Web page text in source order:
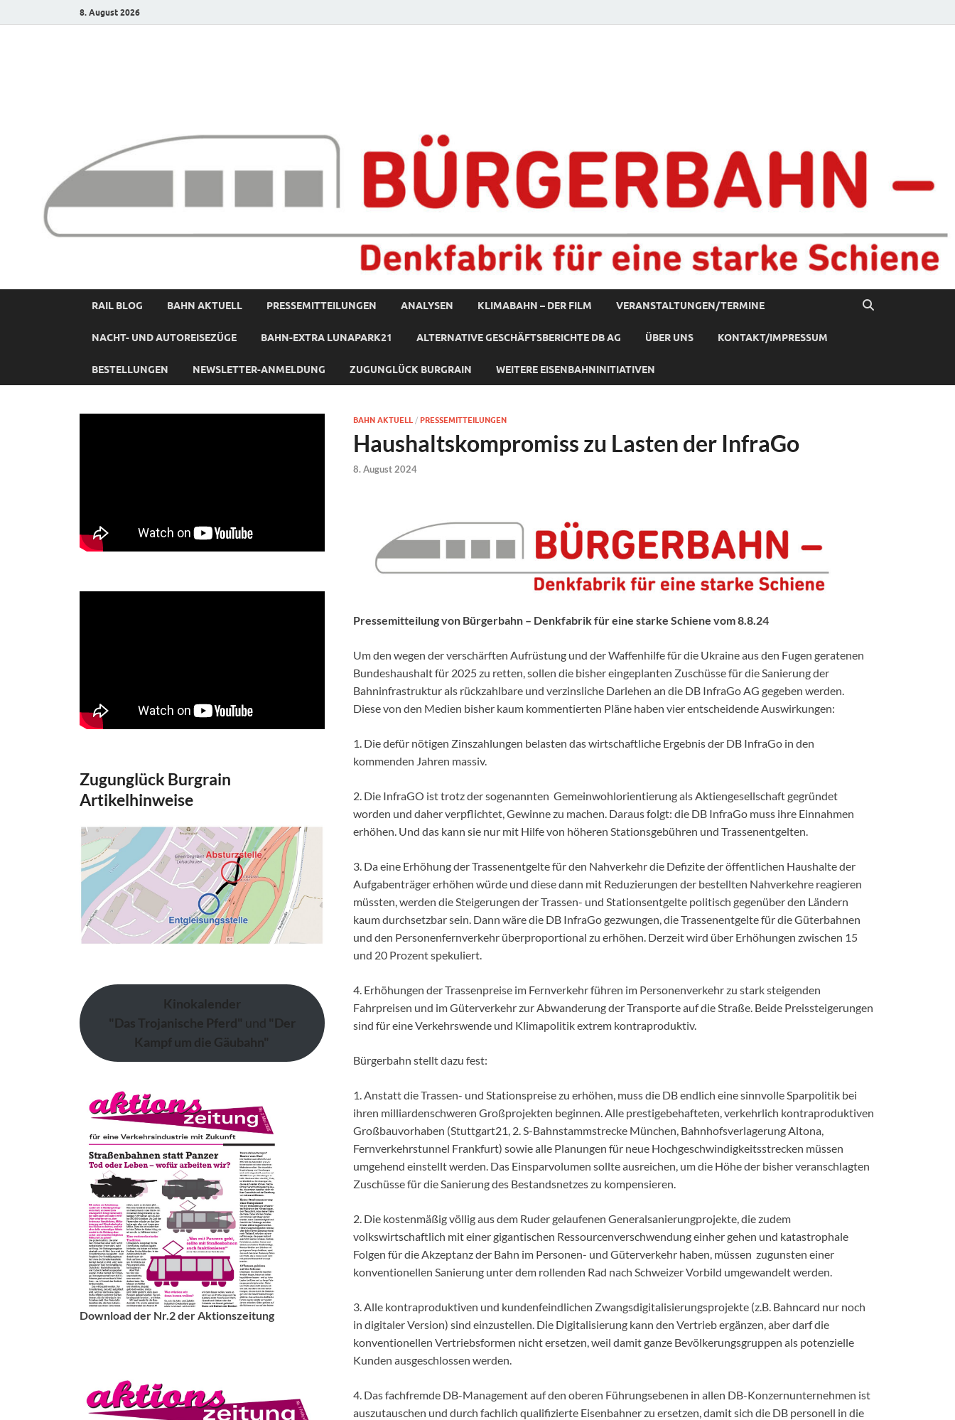
8. August 2026
RAIL BLOG BAHN AKTUELL PRESSEMITTEILUNGEN ANALYSEN KLIMABAHN – DER FILM VERANSTALTUNGEN/TERMINE
NACHT- UND AUTOREISEZÜGE BAHN-EXTRA LUNAPARK21 ALTERNATIVE GESCHÄFTSBERICHTE DB AG ÜBER UNS KONTAKT/IMPRESSUM
BESTELLUNGEN NEWSLETTER-ANMELDUNG ZUGUNGLÜCK BURGRAIN WEITERE EISENBAHNINITIATIVEN
BAHN AKTUELL / PRESSEMITTEILUNGEN
Haushaltskompromiss zu Lasten der InfraGo
8. August 2024
Pressemitteilung von Bürgerbahn – Denkfabrik für eine starke Schiene vom 8.8.24
Um den wegen der verschärften Aufrüstung und der Waffenhilfe für die Ukraine aus den Fugen geratenen
Bundeshaushalt für 2025 zu retten, sollen die bisher eingeplanten Zuschüsse für die Sanierung der
Bahninfrastruktur als rückzahlbare und verzinsliche Darlehen an die DB InfraGo AG gegeben werden.
Diese von den Medien bisher kaum kommentierten Pläne haben vier entscheidende Auswirkungen:
1. Die defür nötigen Zinszahlungen belasten das wirtschaftliche Ergebnis der DB InfraGo in den
kommenden Jahren massiv.
2. Die InfraGO ist trotz der sogenannten Gemeinwohlorientierung als Aktiengesellschaft gegründet
worden und daher verpflichtet, Gewinne zu machen. Daraus folgt: die DB InfraGo muss ihre Einnahmen
erhöhen. Und das kann sie nur mit Hilfe von höheren Stationsgebühren und Trassenentgelten.
3. Da eine Erhöhung der Trassenentgelte für den Nahverkehr die Defizite der öffentlichen Haushalte der
Aufgabenträger erhöhen würde und diese dann mit Reduzierungen der bestellten Nahverkehre reagieren
müssten, werden die Steigerungen der Trassen- und Stationsentgelte politisch gegenüber den Ländern
kaum durchsetzbar sein. Dann wäre die DB InfraGo gezwungen, die Trassenentgelte für die Güterbahnen
und den Personenfernverkehr überproportional zu erhöhen. Derzeit wird über Erhöhungen zwischen 15
und 20 Prozent spekuliert.
4. Erhöhungen der Trassenpreise im Fernverkehr führen im Personenverkehr zu stark steigenden
Fahrpreisen und im Güterverkehr zur Abwanderung der Transporte auf die Straße. Beide Preissteigerungen
sind für eine Verkehrswende und Klimapolitik extrem kontraproduktiv.
Bürgerbahn stellt dazu fest:
1. Anstatt die Trassen- und Stationspreise zu erhöhen, muss die DB endlich eine sinnvolle Sparpolitik bei
ihren milliardenschweren Großprojekten beginnen. Alle prestigebehafteten, verkehrlich kontraproduktiven
Großbauvorhaben (Stuttgart21, 2. S-Bahnstammstrecke München, Bahnhofsverlagerung Altona,
Fernverkehrstunnel Frankfurt) sowie alle Planungen für neue Hochgeschwindigkeitsstrecken müssen
umgehend einstellt werden. Das Einsparvolumen sollte ausreichen, um die Höhe der bisher veranschlagten
Zuschüsse für die Sanierung des Bestandsnetzes zu kompensieren.
2. Die kostenmäßig völlig aus dem Ruder gelaufenen Generalsanierungprojekte, die zudem
volkswirtschaftlich mit einer gigantischen Ressourcenverschwendung einher gehen und katastrophale
Folgen für die Akzeptanz der Bahn im Personen- und Güterverkehr haben, müssen zugunsten einer
konventionellen Sanierung unter dem rollenden Rad nach Schweizer Vorbild umgewandelt werden.
3. Alle kontraproduktiven und kundenfeindlichen Zwangsdigitalisierungsprojekte (z.B. Bahncard nur noch
in digitaler Version) sind einzustellen. Die Digitalisierung kann den Vertrieb ergänzen, aber darf die
konventionellen Vertriebsformen nicht ersetzen, weil damit ganze Bevölkerungsgruppen als potenzielle
Kunden ausgeschlossen werden.
4. Das fachfremde DB-Management auf den oberen Führungsebenen in allen DB-Konzernunternehmen ist
auszutauschen und durch fachlich qualifizierte Eisenbahner zu ersetzen, damit sich die DB personell in die
Zugunglück Burgrain
Artikelhinweise
Kinokalender
"Das Trojanische Pferd" und "Der
Kampf um die Gäubahn"
Download der Nr.2 der Aktionszeitung